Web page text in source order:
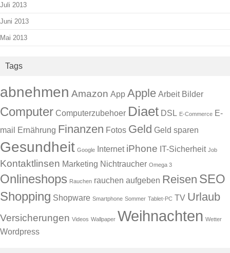
Juli 2013
Juni 2013
Mai 2013
Tags
abnehmen Amazon App Apple Arbeit Bilder
Computer Computerzubehoer Diaet DSL E-Commerce E-
mail
Ernährung Finanzen Fotos Geld Geld sparen
Gesundheit Google Internet iPhone IT-Sicherheit Job
Kontaktlinsen Marketing Nichtraucher Omega 3
Onlineshops Rauchen rauchen aufgeben Reisen SEO
Shopping Shopware Smartphone Sommer Tablet-PC TV Urlaub
Versicherungen Videos Wallpaper Weihnachten Wetter
Wordpress